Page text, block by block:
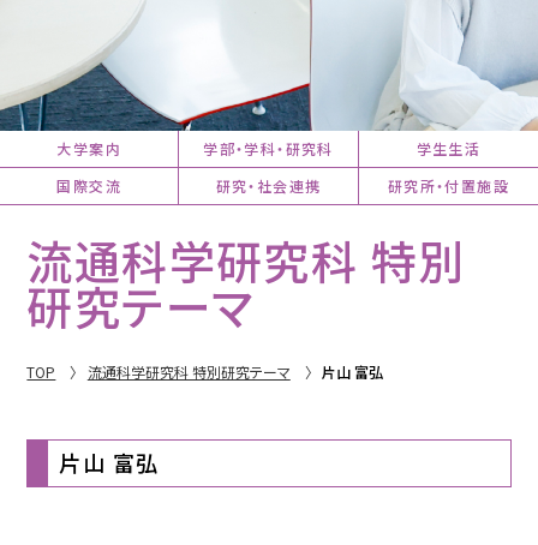
大学案内 学部・学科・研究科
学生生活
国際交流
研究・社会連携 研究所・付置施設
流通科学研究科 特別
研究テーマ
TOP 流通科学研究科 特別研究テーマ 片山 富弘
片山 富弘